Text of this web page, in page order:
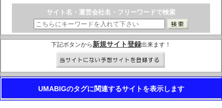
サイト名・運営会社名・フリーワードで検索
下記ボタンから 新規サイト登録出来ます！
UMABIGのタグに関連するサイトを表示します